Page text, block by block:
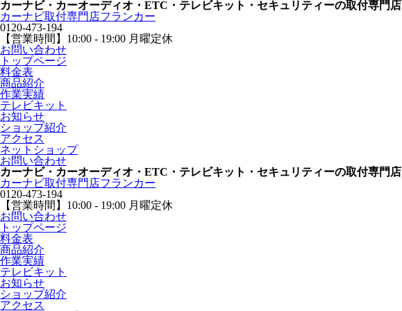
カーナビ・カーオーディオ・ETC・テレビキット・セキュリティーの取付専門店
カーナビ取付専⾨店フランカー
0120-473-194
【営業時間】 10:00 - 19:00 月曜定休
お問い合わせ
トップページ
料金表
商品紹介
作業実績
テレビキット
お知らせ
ショップ紹介
アクセス
ネットショップ
お問い合わせ
カーナビ・カーオーディオ・ETC・テレビキット・セキュリティーの取付専門店
カーナビ取付専⾨店フランカー
0120-473-194
【営業時間】 10:00 - 19:00 月曜定休
お問い合わせ
トップページ
料金表
商品紹介
作業実績
テレビキット
お知らせ
ショップ紹介
アクセス